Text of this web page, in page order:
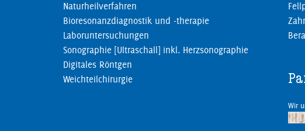
Naturheilverfahren
Bioresonanzdiagnostik und -therapie
Laboruntersuchungen
Sonographie [Ultraschall] inkl. Herzsonographie
Digitales Röntgen
Weichteilchirurgie
Wir